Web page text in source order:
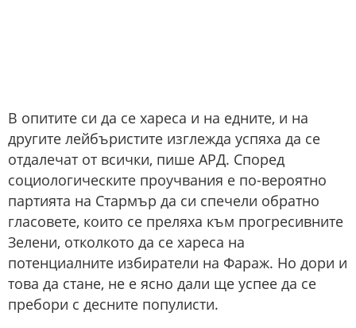
В опитите си да се хареса и на едните, и на
другите лейбъристите изглежда успяха да се
отдалечат от всички, пише АРД. Според
социологическите проучвания е по-вероятно
партията на Стармър да си спечели обратно
гласовете, които се преляха към прогресивните
Зелени, отколкото да се хареса на
потенциалните избиратели на Фараж. Но дори и
това да стане, не е ясно дали ще успее да се
пребори с десните популисти.